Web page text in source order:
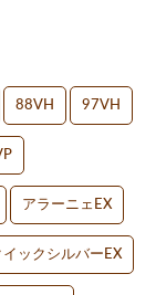
88VH 97VH
アラーニェEX
イックシルバーEX